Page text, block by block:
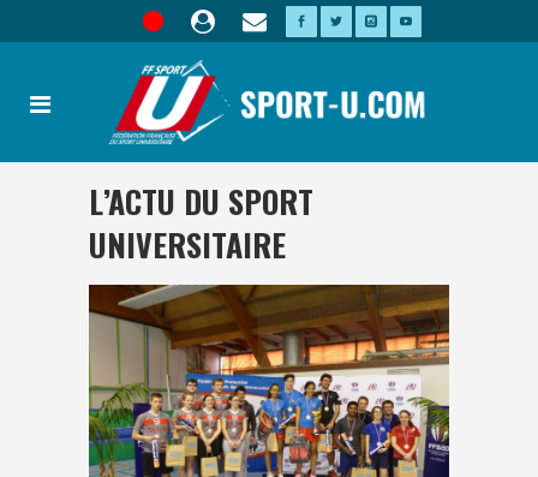
L’ACTU DU SPORT
UNIVERSITAIRE